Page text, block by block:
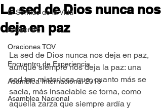
El Sentido de la Vida
Encuentro
Oraciones TOV
Encuentro de Experiencia
Asamblea Internacional 2018
Asamblea Nacional
La sed de Dios nunca nos
deja en paz
La sed de Dios nunca nos deja en paz,
aunque siempre nos deja la paz: una
sed tan misteriosa que, cuanto más se
sacia, más insaciable se torna, como
aquella zarza que siempre ardía y